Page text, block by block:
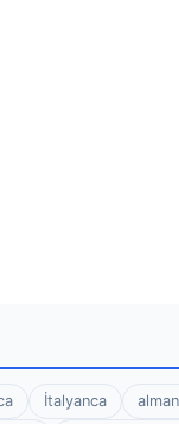
İtalyanca